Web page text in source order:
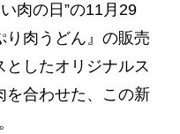
肉の日”の11月29
り肉うどん』の販売
としたオリジナルス
を合わせた、この新